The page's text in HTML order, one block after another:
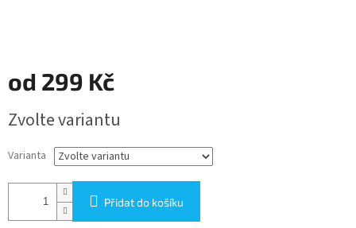
od 299 Kč
cena:
Zvolte variantu
Varianta
Přidat do košíku